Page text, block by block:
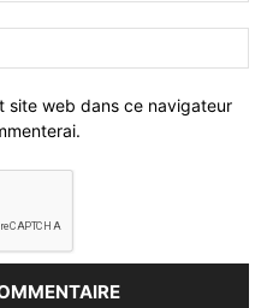
site web dans ce navigateur